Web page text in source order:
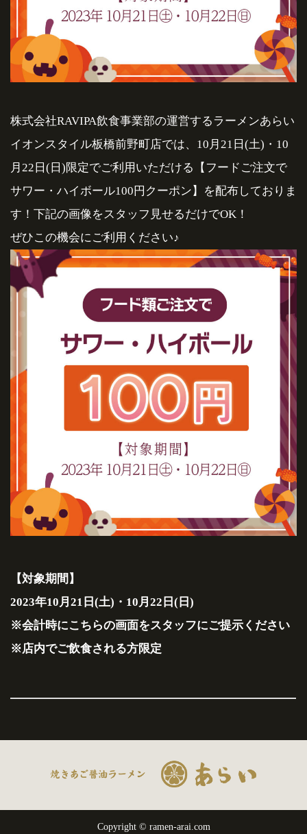
株式会社RAVIPA飲食事業部の運営するラーメンあらい
イオンスタイル板橋前野町店では、10月21日(土)・10
月22日(日)限定でご利用いただける【フードご注文で
サワー・ハイボール100円クーポン】を配布しておりま
す！下記の画像をスタッフ見せるだけでOK！
ぜひこの機会にご利用ください♪
【対象期間】
2023年10月21日(土)・10月22日(日)
※会計時にこちらの画面をスタッフにご提示ください
※店内でご飲食される方限定
Copyright © ramen-arai.com